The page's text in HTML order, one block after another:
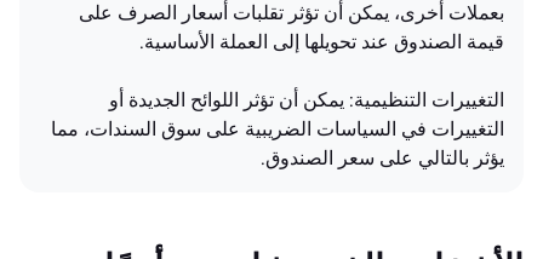
بعملات أخرى، يمكن أن تؤثر تقلبات أسعار الصرف على
قيمة الصندوق عند تحويلها إلى العملة الأساسية.
التغييرات التنظيمية: يمكن أن تؤثر اللوائح الجديدة أو
التغييرات في السياسات الضريبية على سوق السندات، مما
يؤثر بالتالي على سعر الصندوق.